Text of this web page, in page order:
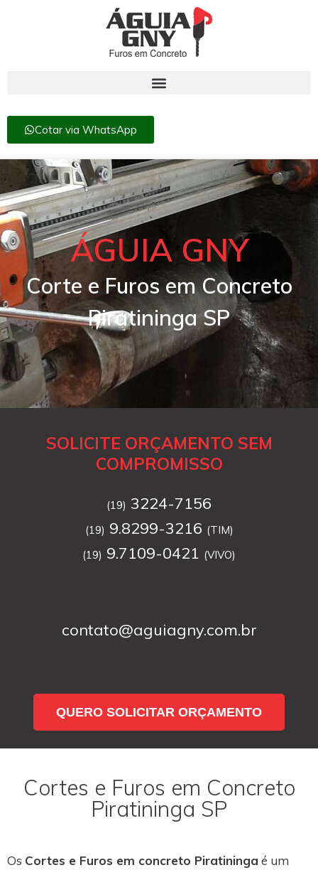
Cotar via WhatsApp
ÁGUIA GNY
Corte e Furos em Concreto
Piratininga SP
SOLICITE ORÇAMENTO SEM
COMPROMISSO
(19) 3224-7156
(19) 9.8299-3216 (TIM)
(19) 9.7109-0421 (VIVO)
contato@aguiagny.com.br
QUERO SOLICITAR ORÇAMENTO
Cortes e Furos em Concreto
Piratininga SP
Os Cortes e Furos em concreto Piratininga é um